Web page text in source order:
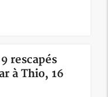
rescapés
à Thio, 16